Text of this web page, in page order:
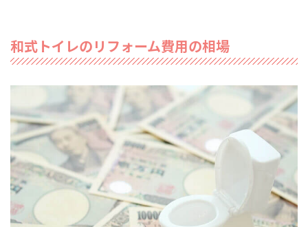
和式トイレのリフォーム費用の相場